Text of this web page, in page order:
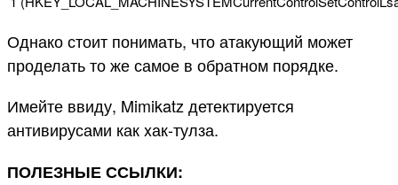
Однако стоит понимать, что атакующий может
проделать то же самое в обратном порядке.
Имейте ввиду, Mimikatz детектируется
антивирусами как xак-тулза.
ПОЛЕЗНЫЕ ССЫЛКИ: